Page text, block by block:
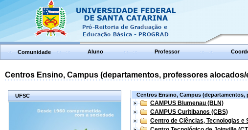
Comunidade Aluno Professor
Centros Ensino, Campus (departamentos, professores
UFSC Centros Ensino, Campus
CAMPUS Blumenau (BLN)
CAMPUS Curitibanos (CBS)
Centro de Ciências, Tecnologias e